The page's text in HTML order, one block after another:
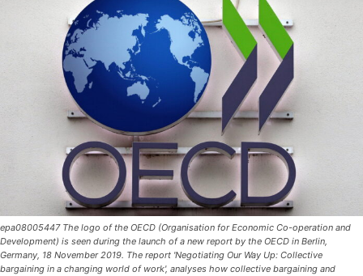
epa08005447 The logo of the OECD (Organisation for Economic Co-operation and
Development) is seen during the launch of a new report by the OECD in Berlin,
Germany, 18 November 2019. The report 'Negotiating Our Way Up: Collective
bargaining in a changing world of work', analyses how collective bargaining and